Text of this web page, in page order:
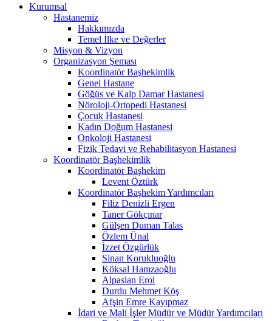
Kurumsal
Hastanemiz
Hakkımızda
Temel İlke ve Değerler
Misyon & Vizyon
Organizasyon Şeması
Koordinatör Başhekimlik
Genel Hastane
Göğüs ve Kalp Damar Hastanesi
Nöroloji-Ortopedi Hastanesi
Çocuk Hastanesi
Kadın Doğum Hastanesi
Onkoloji Hastanesi
Fizik Tedavi ve Rehabilitasyon Hastanesi
Koordinatör Başhekimlik
Koordinatör Başhekim
Levent Öztürk
Koordinatör Başhekim Yardımcıları
Filiz Denizli Ergen
Taner Gökçınar
Gülşen Duman Talas
Özlem Ünal
İzzet Özgürlük
Sinan Korukluoğlu
Köksal Hamzaoğlu
Alpaslan Erol
Durdu Mehmet Köş
Afşin Emre Kayıpmaz
İdari ve Mali İşler Müdür ve Müdür Yardımcıları